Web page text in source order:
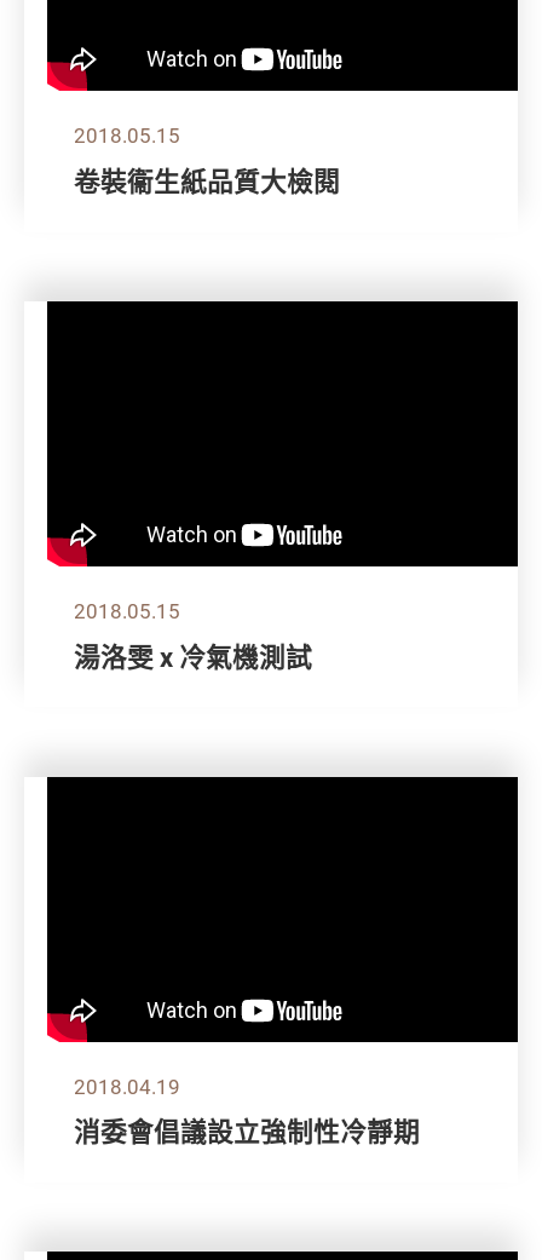
2018.05.15
卷裝衞生紙品質大檢閱
2018.05.15
湯洛雯 x 冷氣機測試
2018.04.19
消委會倡議設立強制性冷靜期